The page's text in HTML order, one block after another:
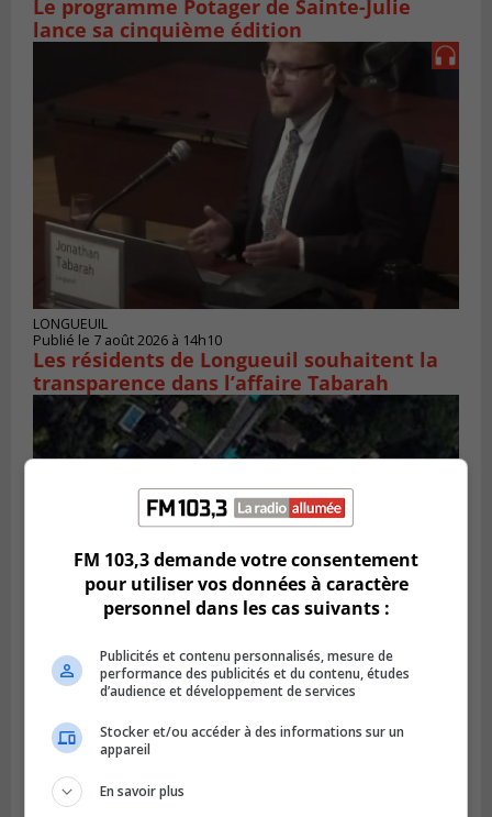
Le programme Potager de Sainte-Julie
lance sa cinquième édition
LONGUEUIL
Publié le 7 août 2026 à 14h10
Les résidents de Longueuil souhaitent la
transparence dans l’affaire Tabarah
GREENFIELD PARK
Publié le 6 août 2026 à 13h45
fortes
pluies
FM 103,3 demande votre consentement
pour utiliser vos données à caractère
personnel dans les cas suivants :
Publicités et contenu personnalisés, mesure de
performance des publicités et du contenu, études
d’audience et développement de services
Stocker et/ou accéder à des informations sur un
appareil
En savoir plus